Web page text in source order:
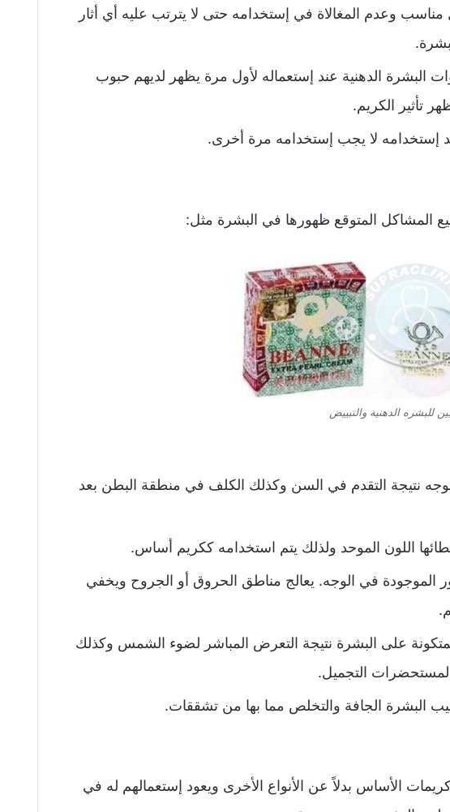
وعدم المغالاة في إستخدامه حتى لا يترتب عليه أي أثار
الدهنية عند إستعماله لأول مرة يظهر لديهم حبوب
تأثير الكريم.
إستخدامه لا يجب إستخدامه مرة أخرى.
المشاكل المتوقع ظهورها في البشرة مثل:
للبشره الدهنية والتبييض
نتيجة التقدم في السن وكذلك الكلف في منطقة البطن بعد
اللون الموحد ولذلك يتم استخدامه ككريم أساس.
الموجودة في الوجه. يعالج مناطق الحروق أو الجروح ويخفي
على البشرة نتيجة التعرض المباشر لضوء الشمس وكذلك
لمستحضرات التجميل.
البشرة الجافة والتخلص مما بها من تشققات.
الأساس بدلاً عن الأنواع الأخرى ويعود إستعمالهم له في